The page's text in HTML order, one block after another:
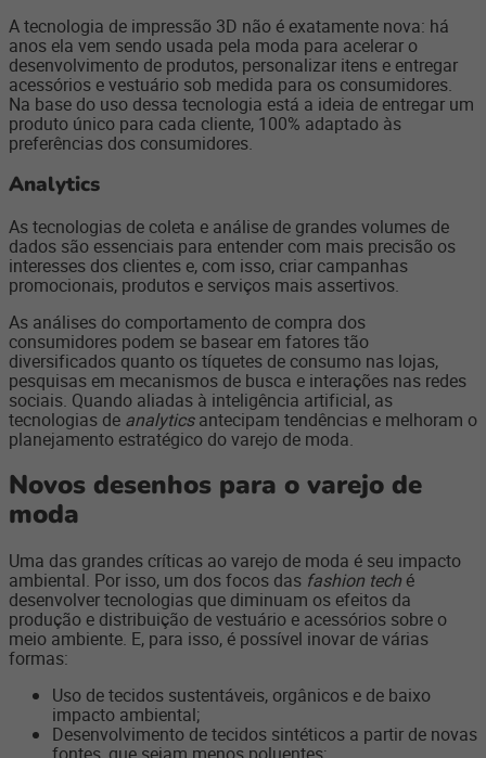
A tecnologia de impressão 3D não é exatamente nova: há
anos ela vem sendo usada pela moda para acelerar o
desenvolvimento de produtos, personalizar itens e entregar
acessórios e vestuário sob medida para os consumidores.
Na base do uso dessa tecnologia está a ideia de entregar um
produto único para cada cliente, 100% adaptado às
preferências dos consumidores.
Analytics
As tecnologias de coleta e análise de grandes volumes de
dados são essenciais para entender com mais precisão os
interesses dos clientes e, com isso, criar campanhas
promocionais, produtos e serviços mais assertivos.
As análises do comportamento de compra dos
consumidores podem se basear em fatores tão
diversificados quanto os tíquetes de consumo nas lojas,
pesquisas em mecanismos de busca e interações nas redes
sociais. Quando aliadas à inteligência artificial, as
tecnologias de analyticsantecipam tendências e melhoram o
planejamento estratégico do varejo de moda.
Novos desenhos para o varejo de
moda
Uma das grandes críticas ao varejo de moda é seu impacto
ambiental. Por isso, um dos focos das fashion tech é
desenvolver tecnologias que diminuam os efeitos da
produção e distribuição de vestuário e acessórios sobre o
meio ambiente. E, para isso, é possível inovar de várias
formas:
Uso de tecidos sustentáveis, orgânicos e de baixo
impacto ambiental;
Desenvolvimento de tecidos sintéticos a partir de novas